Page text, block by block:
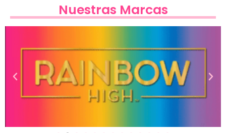
Nuestras Marcas